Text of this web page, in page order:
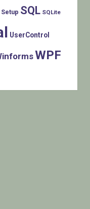
Setup SQL SQLite
UserControl
WPF